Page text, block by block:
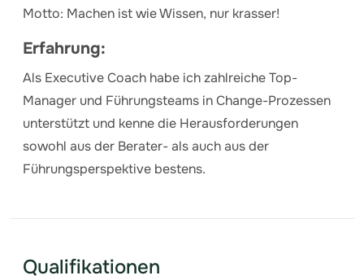
Motto: Machen ist wie Wissen, nur krasser!
Erfahrung:
Als Executive Coach habe ich zahlreiche Top-
Manager und Führungsteams in Change-Prozessen
unterstützt und kenne die Herausforderungen
sowohl aus der Berater- als auch aus der
Führungsperspektive bestens.
Qualifikationen